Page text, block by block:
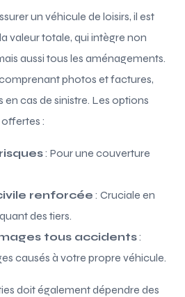
un véhicule de loisirs, il est
valeur totale, qui intègre non
aussi tous les aménagements.
photos et factures,
cas de sinistre. Les options
:
: Pour une couverture
renforcée : Cruciale en
des tiers.
tous accidents:
causés à votre propre véhicule.
doit également dépendre des